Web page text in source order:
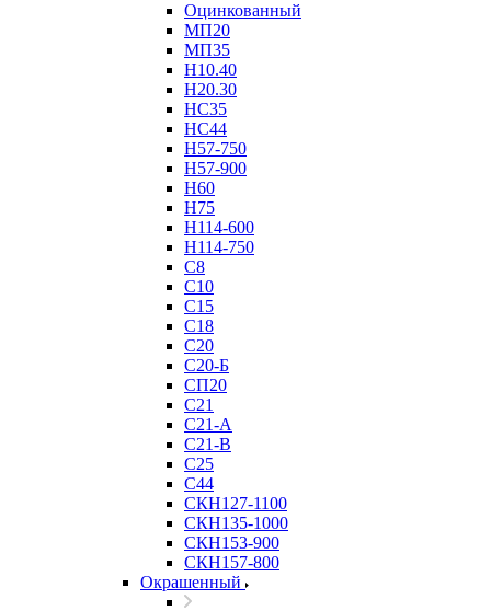
Оцинкованный
МП20
МП35
Н10.40
Н20.30
НС35
НС44
Н57-750
Н57-900
Н60
Н75
Н114-600
Н114-750
С8
С10
С15
С18
С20
С20-Б
СП20
С21
С21-А
С21-В
С25
С44
СКН127-1100
СКН135-1000
СКН153-900
СКН157-800
Окрашенный